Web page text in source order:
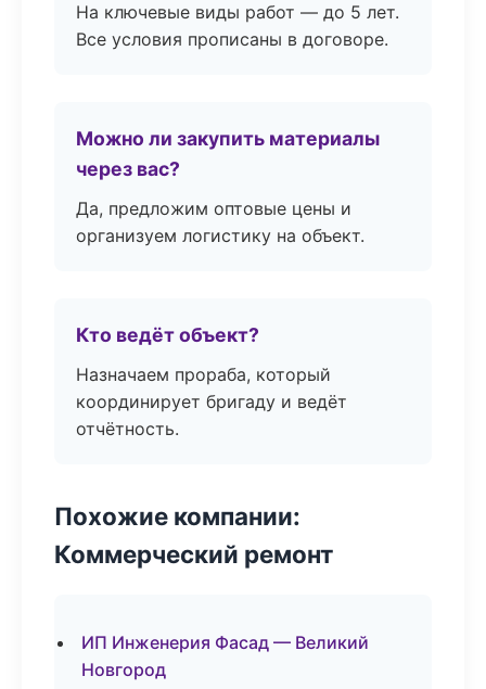
На ключевые виды работ — до 5 лет.
Все условия прописаны в договоре.
Можно ли закупить материалы
через вас?
Да, предложим оптовые цены и
организуем логистику на объект.
Кто ведёт объект?
Назначаем прораба, который
координирует бригаду и ведёт
отчётность.
Похожие компании:
Коммерческий ремонт
ИП Инженерия Фасад — Великий
Новгород